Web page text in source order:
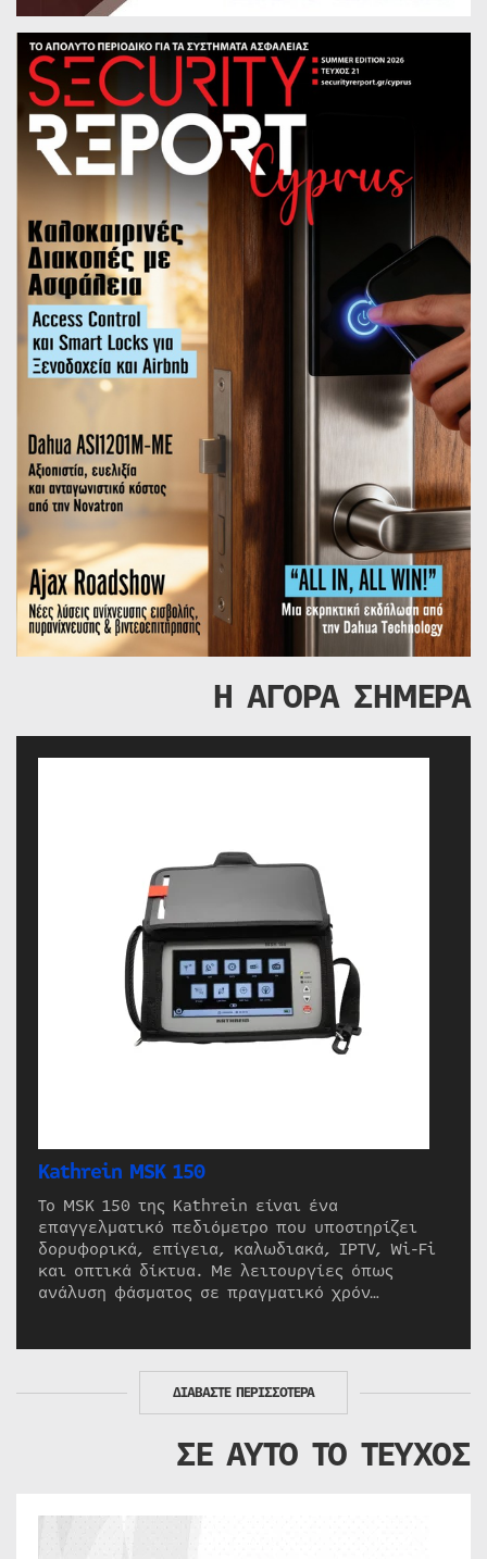
Η ΑΓΟΡΑ ΣΗΜΕΡΑ
Kathrein MSK 150
Το MSK 150 της Kathrein είναι ένα
επαγγελματικό πεδιόμετρο που υποστηρίζει
δορυφορικά, επίγεια, καλωδιακά, IPTV, Wi-Fi
και οπτικά δίκτυα. Με λειτουργίες όπως
ανάλυση φάσματος σε πραγματικό χρόν…
ΔΙΑΒΑΣΤΕ ΠΕΡΙΣΣΟΤΕΡΑ
ΣΕ ΑΥΤΟ ΤΟ ΤΕΥΧΟΣ